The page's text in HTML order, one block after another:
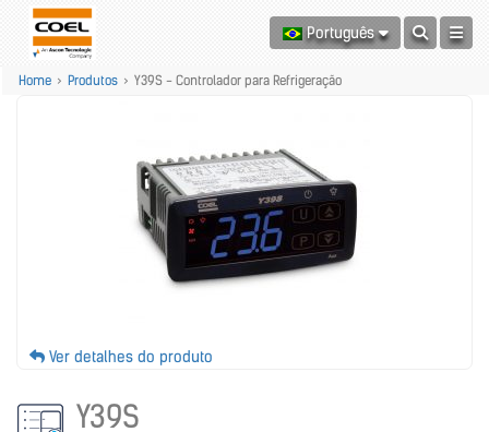
Português
Home > Produtos > Y39S - Controlador para Refrigeração
Ver detalhes do produto
Y39S